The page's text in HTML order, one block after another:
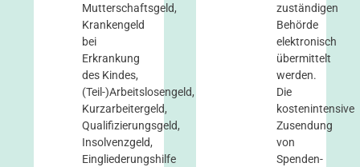
Mutterschaftsgeld,
Krankengeld
bei
Erkrankung
des Kindes,
(Teil-)Arbeitslosengeld,
Kurzarbeitergeld,
Qualifizierungsgeld,
Insolvenzgeld,
Eingliederungshilfe
zuständigen
Behörde
elektronisch
übermittelt
werden.
Die
kostenintensive
Zusendung
von
Spenden­